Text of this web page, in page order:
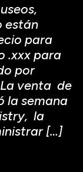
están
para
.xxx para
por
venta de
la semana
la
[…]